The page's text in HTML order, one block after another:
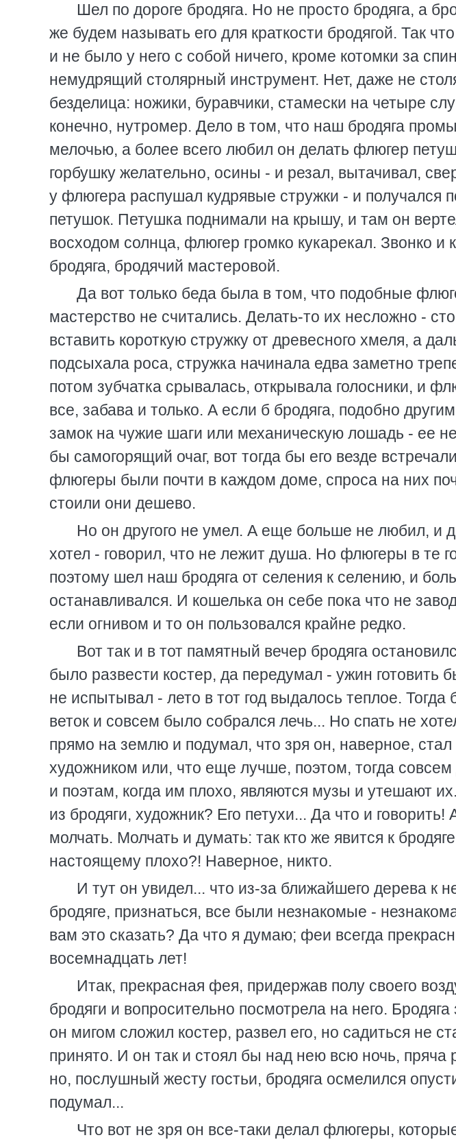
Шел по дороге бродяга. Но не просто бродяга, а
же будем называть его для краткости бродягой. Так
и не было у него с собой ничего, кроме котомки за
немудрящий столярный инструмент. Нет, даже не
безделица: ножики, буравчики, стамески на четыре
конечно, нутромер. Дело в том, что наш бродяга
мелочью, а более всего любил он делать флюгер
горбушку желательно, осины - и резал, вытачивал,
у флюгера распушал кудрявые стружки - и получался
петушок. Петушка поднимали на крышу, и там он
восходом солнца, флюгер громко кукарекал. Звонко и
бродяга, бродячий мастеровой.
Да вот только беда была в том, что подобные
мастерство не считались. Делать-то их несложно -
вставить короткую стружку от древесного хмеля, а
подсыхала роса, стружка начинала едва заметно
потом зубчатка срывалась, открывала голосники, и
все, забава и только. А если б бродяга, подобно
замок на чужие шаги или механическую лошадь - ее
бы самогорящий очаг, вот тогда бы его везде
флюгеры были почти в каждом доме, спроса на них
стоили они дешево.
Но он другого не умел. А еще больше не любил, и
хотел - говорил, что не лежит душа. Но флюгеры в те
поэтому шел наш бродяга от селения к селению, и
останавливался. И кошелька он себе пока что не
если огнивом и то он пользовался крайне редко.
Вот так и в тот памятный вечер бродяга
было развести костер, да передумал - ужин готовить
не испытывал - лето в тот год выдалось теплое. Тогда
веток и совсем было собрался лечь... Но спать не
прямо на землю и подумал, что зря он, наверное,
художником или, что еще лучше, поэтом, тогда
и поэтам, когда им плохо, являются музы и утешают
из бродяги, художник? Его петухи... Да что и
молчать. Молчать и думать: так кто же явится к
настоящему плохо?! Наверное, никто.
И тут он увидел... что из-за ближайшего дерева к
бродяге, признаться, все были незнакомые -
вам это сказать? Да что я думаю; феи всегда
восемнадцать лет!
Итак, прекрасная фея, придержав полу своего
бродяги и вопросительно посмотрела на него.
он мигом сложил костер, развел его, но садиться не
принято. И он так и стоял бы над нею всю ночь, пряча
но, послушный жесту гостьи, бродяга осмелился
подумал...
Что вот не зря он все-таки делал флюгеры,